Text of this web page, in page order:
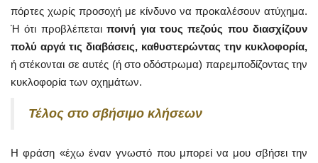
πόρτες χωρίς προσοχή με κίνδυνο να προκαλέσουν ατύχημα.
Ή ότι προβλέπεταιποινή για τους πεζούς που διασχίζουν
πολύ αργά τις διαβάσεις, καθυστερώντας την κυκλοφορία,
ή στέκονται σε αυτές (ή στο οδόστρωμα) παρεμποδίζοντας την
κυκλοφορία των οχημάτων.
Τέλος στο σβήσιμο κλήσεων
Η φράση «έχω έναν γνωστό που μπορεί να μου σβήσει την